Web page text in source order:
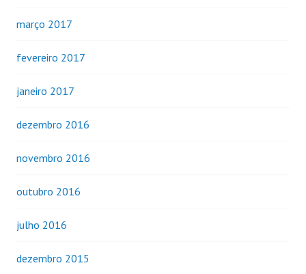
março 2017
fevereiro 2017
janeiro 2017
dezembro 2016
novembro 2016
outubro 2016
julho 2016
dezembro 2015